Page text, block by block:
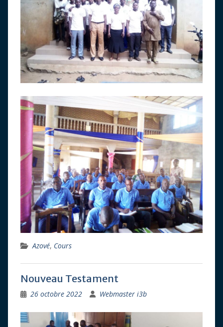
Azové, Cours
Nouveau Testament
26 octobre 2022 Webmaster i3b